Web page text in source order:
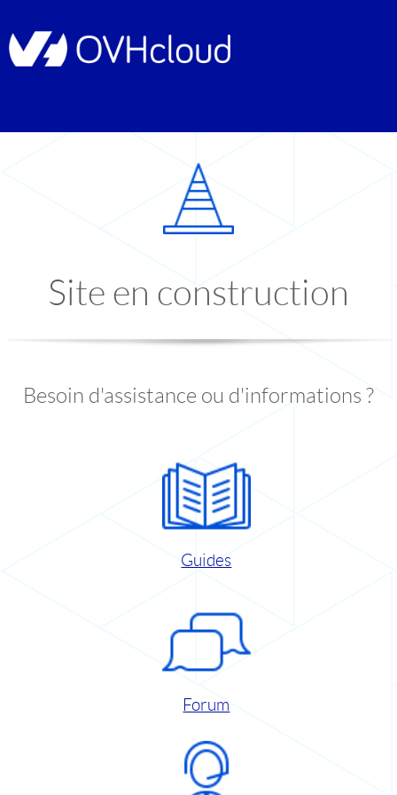
Site en construction
Besoin d'assistance ou d'informations ?
Guides
Forum